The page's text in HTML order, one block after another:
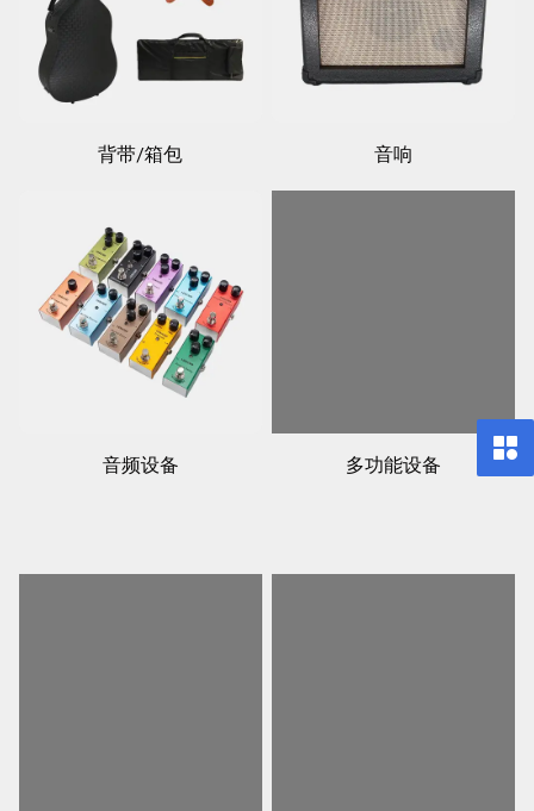
背带/箱包 音响
音频设备 多功能设备